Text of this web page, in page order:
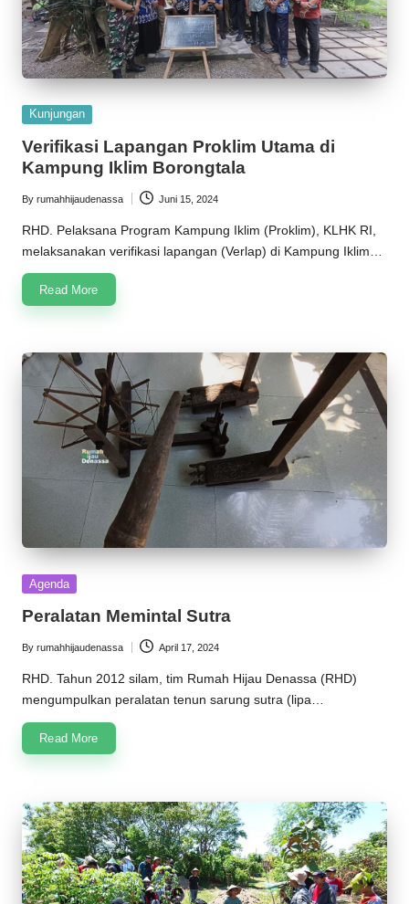
Posted
Kunjungan
Verifikasi Lapangan Proklim Utama di
Kampung Iklim Borongtala
Posted
by
By rumahhijaudenassa Juni 15, 2024
RHD. Pelaksana Program Kampung Iklim (Proklim), KLHK RI,
melaksanakan verifikasi lapangan (Verlap) di Kampung Iklim…
Read More
Posted
Agenda
Peralatan Memintal Sutra
Posted
by
By rumahhijaudenassa April 17, 2024
RHD. Tahun 2012 silam, tim Rumah Hijau Denassa (RHD)
mengumpulkan peralatan tenun sarung sutra (lipa…
Read More